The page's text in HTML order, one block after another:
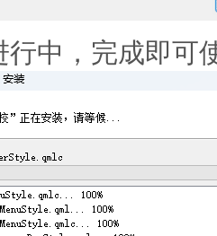
中，完成即可